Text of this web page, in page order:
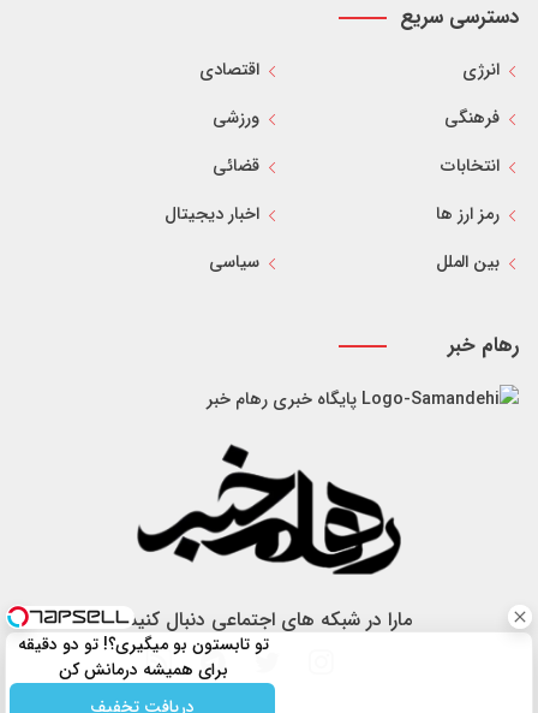
دسترسی سریع
انرژی
اقتصادی
فرهنگی
ورزشی
انتخابات
قضائی
رمز ارز ها
اخبار دیجیتال
بین الملل
سیاسی
رهام خبر
پایگاه خبری رهام خبر
مارا در شبکه های اجتماعی دنبال کنید
تو تابستون بو میگیری؟! تو دو دقیقه
برای همیشه درمانش کن
دریافت تخفیف